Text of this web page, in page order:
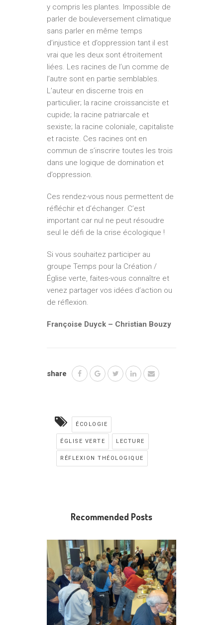
y compris les plantes. Impossible de
parler de bouleversement climatique
sans parler en même temps
d’injustice et d’oppression tant il est
vrai que les deux sont étroitement
liées. Les racines de l’un comme de
l’autre sont en partie semblables.
L’auteur en discerne trois en
particulier; la racine croissanciste et
cupide; la racine patriarcale et
sexiste; la racine coloniale, capitaliste
et raciste. Ces racines ont en
commun de s’inscrire toutes les trois
dans une logique de domination et
d’oppression.
Ces rendez-vous nous permettent de
réfléchir et d’échanger. C’est
important car nul ne peut résoudre
seul le défi de la crise écologique !
Si vous souhaitez participer au
groupe Temps pour la Création /
Église verte, faites-vous connaître et
venez partager vos idées d’action ou
de réflexion.
Françoise Duyck – Christian Bouzy
share
ÉCOLOGIE
ÉGLISE VERTE LECTURE
RÉFLEXION THÉOLOGIQUE
Recommended Posts